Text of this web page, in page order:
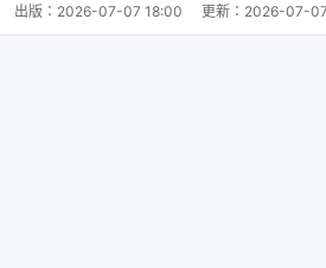
出版： 2026-07-07 18:00 更新： 2026-07-